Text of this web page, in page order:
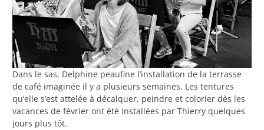
Dans le sas, Delphine peaufine l’installation de la terrasse
de café imaginée il y a plusieurs semaines. Les tentures
qu’elle s’est attelée à décalquer, peindre et colorier dès les
vacances de février ont été installées par Thierry quelques
jours plus tôt.